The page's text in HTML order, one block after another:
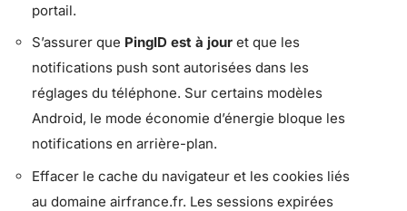
portail.
S’assurer que PingID est à jour et que les
notifications push sont autorisées dans les
réglages du téléphone. Sur certains modèles
Android, le mode économie d’énergie bloque les
notifications en arrière-plan.
Effacer le cache du navigateur et les cookies liés
au domaine airfrance.fr. Les sessions expirées